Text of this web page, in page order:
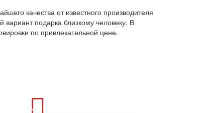
качества от известного производителя
подарка близкому человеку. В
по привлекательной цене.
Акция